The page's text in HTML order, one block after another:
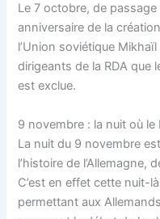
Le 7 octobre, de
anniversaire de la
l’Union soviétique
dirigeants de la RDA que
est exclue.
9 novembre : la nuit où
La nuit du 9 novembre
l’histoire de l’Allemagne,
C’est en effet cette nuit-
permettant aux